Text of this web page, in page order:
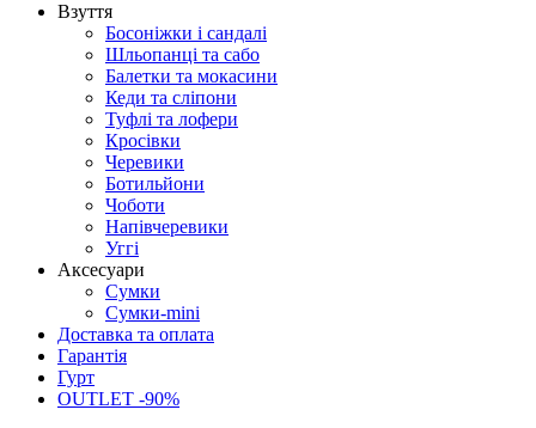
Взуття
Босоніжки і сандалі
Шльопанці та сабо
Балетки та мокасини
Кеди та сліпони
Туфлі та лофери
Кросівки
Черевики
Ботильйони
Чоботи
Напівчеревики
Уггі
Аксесуари
Сумки
Сумки-mini
Доставка та оплата
Гарантія
Гурт
OUTLET -90%